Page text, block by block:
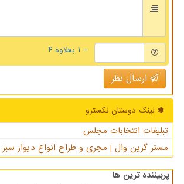
= ۱ بعلاوه ۴
ارسال نظر
لینک دوستان نكسترو
تبلیغات انتخابات مجلس
مستر گرین وال | مجری و طراح انواع دیوار سبز
پربیننده ترین ها